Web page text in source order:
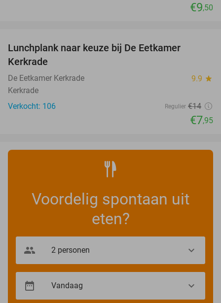
€9,50
Lunchplank naar keuze bij De Eetkamer
Kerkrade
De Eetkamer Kerkrade 9.9 star
Kerkrade
Verkocht: 106
Regulier €14
€7,95
Voordelig spontaan uit
eten?